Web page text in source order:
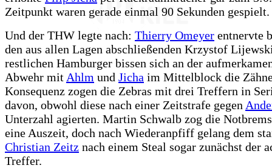
Zeitpunkt waren gerade einmal 90 Sekunden gespielt.
Und der THW legte nach: Thierry Omeyer entnervte
den aus allen Lagen abschließenden Krzystof
restlichen Hamburger bissen sich an der
Abwehr mit Ahlm und Jicha im Mittelblock die
Konsequenz zogen die Zebras mit drei Treffern in
davon, obwohl diese nach einer Zeitstrafe gegen
Unterzahl agierten. Martin Schwalb zog die
eine Auszeit, doch nach Wiederanpfiff gelang dem
Christian Zeitz nach einem Steal sogar zunächst der
Treffer.